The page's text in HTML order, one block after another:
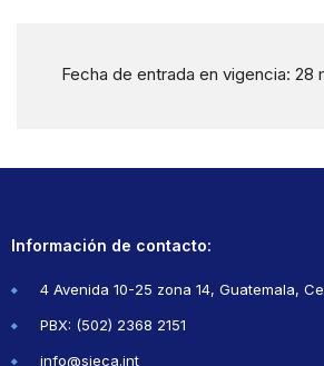
Fecha de entrada en vigencia: 28
Información de contacto:
4 Avenida 10-25 zona 14, Guatemala,
PBX: (502) 2368 2151
info@sieca.int